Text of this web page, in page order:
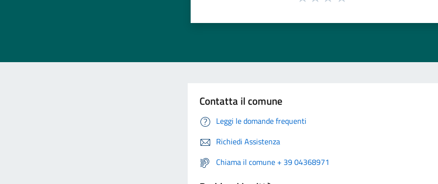
Contatta il comune
Leggi le domande frequenti
Richiedi Assistenza
Chiama il comune + 39 04368971